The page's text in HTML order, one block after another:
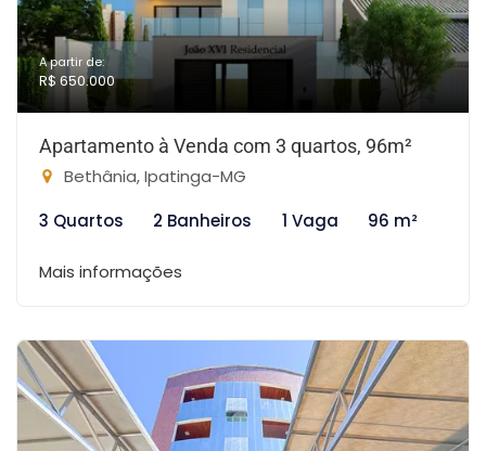
A partir de:
R$ 650.000
Apartamento à Venda com 3 quartos, 96m²
Bethânia, Ipatinga-MG
3 Quartos
2 Banheiros 1 Vaga 96 m²
Mais informações